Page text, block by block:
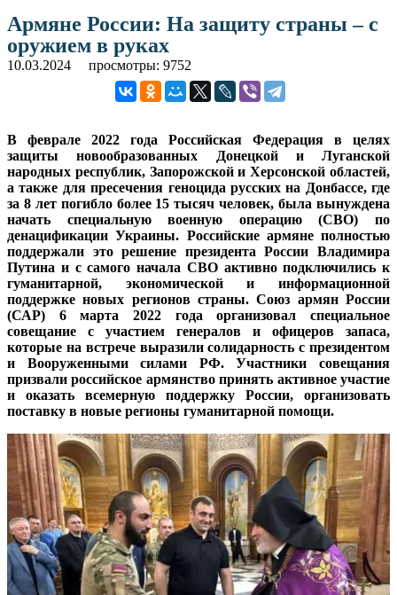
Армяне России: На защиту страны – с
оружием в руках
10.03.2024 просмотры: 9752
В феврале 2022 года Российская Федерация в целях
защиты новообразованных Донецкой и Луганской
народных республик, Запорожской и Херсонской областей,
а также для пресечения геноцида русских на Донбассе, где
за 8 лет погибло более 15 тысяч человек, была вынуждена
начать специальную военную операцию (СВО) по
денацификации Украины. Российские армяне полностью
поддержали это решение президента России Владимира
Путина и с самого начала СВО активно подключились к
гуманитарной, экономической и информационной
поддержке новых регионов страны. Союз армян России
(САР) 6 марта 2022 года организовал специальное
совещание с участием генералов и офицеров запаса,
которые на встрече выразили солидарность с президентом
и Вооруженными силами РФ. Участники совещания
призвали российское армянство принять активное участие
и оказать всемерную поддержку России, организовать
поставку в новые регионы гуманитарной помощи.